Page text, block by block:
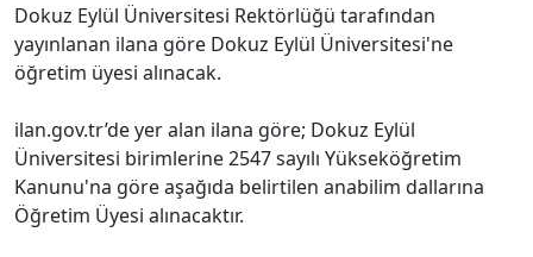
Dokuz Eylül Üniversitesi Rektörlüğü tarafından
yayınlanan ilana göre Dokuz Eylül Üniversitesi'ne
öğretim üyesi alınacak.
ilan.gov.tr’de yer alan ilana göre; Dokuz Eylül
Üniversitesi birimlerine 2547 sayılı Yükseköğretim
Kanunu'na göre aşağıda belirtilen anabilim dallarına
Öğretim Üyesi alınacaktır.